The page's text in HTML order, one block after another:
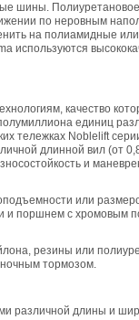
шины.
по неровным
на полиамидные или
используются
качество
единиц
тележках Noblelift
длинной вил (от
и
или
и поршнем с хромовым
резины или
тормозом.
различной длины и